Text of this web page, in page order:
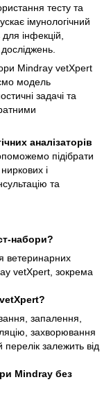
тесту та
імунологічний
інфекцій,
Mindray vetXpert
модель
задачі та
аналізаторів
підібрати
і
та
набори?
ветеринарних
vetXpert, зокрема
запалення,
захворювання
перелік залежить від
Mindray без